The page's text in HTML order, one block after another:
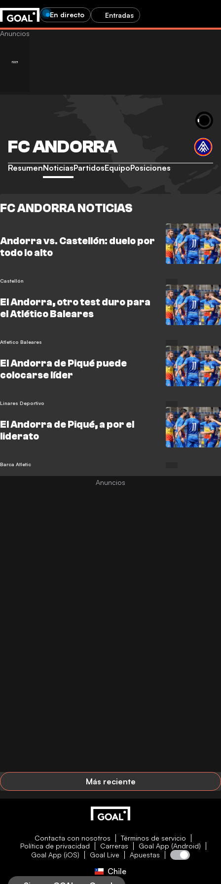
En directo Entradas
FC ANDORRA
ResumenNoticiasPartidosEquipoPosiciones
FC ANDORRA NOTICIAS
Andorra vs. Castellón: duelo por
todo lo alto
Castellón
El Andorra, otro test duro para
el Atlético Baleares
Atletico Baleares
El Andorra de Piqué puede
colocarse líder
Linares Deportivo
El Andorra de Piqué, a por el
liderato
Barca Atletic
Más reciente
Contacta con nosotros
Términos de servicio
Política de privacidad
Carreras
Goal App (Android)
Goal App (iOS)
Goal Live Apuestas
Chile